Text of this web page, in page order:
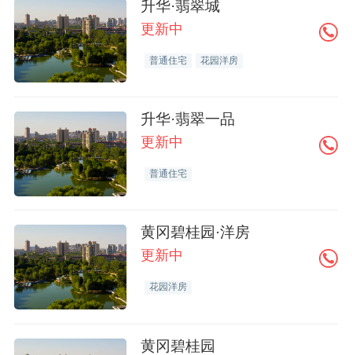
升华·翡翠城
更新中
普通住宅 花园洋房
升华·翡翠一品
更新中
普通住宅
黄冈碧桂园·洋房
更新中
花园洋房
黄冈碧桂园